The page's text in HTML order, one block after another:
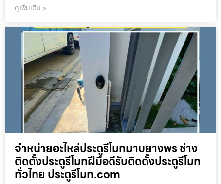
ดูเพิ่มเติม »
จำหน่ายอะไหล่ประตูรีโมทมาบยางพร ช่าง
ติดตั้งประตูรีโมทฝีมือดีรับติดตั้งประตูรีโมท
ทั่วไทย ประตูรีโมท.com